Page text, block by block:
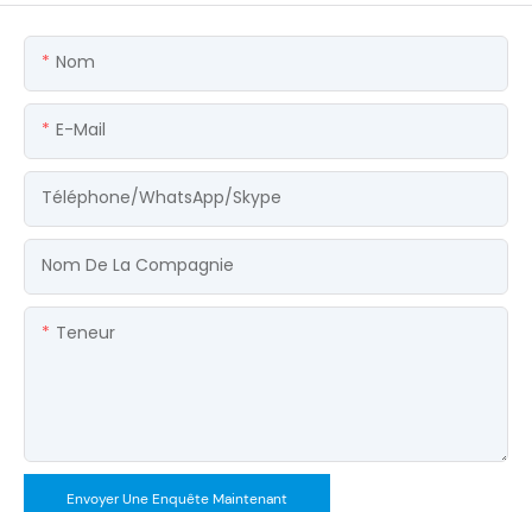
Nom
E-Mail
Téléphone/WhatsApp/Skype
Nom De La Compagnie
Teneur
Envoyer Une Enquête Maintenant